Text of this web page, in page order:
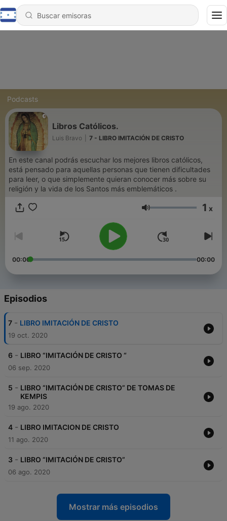
Podcasts
Libros Católicos.
Luis Bravo 7 - LIBRO IMITACIÓN DE CRISTO
En este canal podrás escuchar los mejores libros católicos,
está pensado para aquellas personas que tienen dificultades
para leer, o que simplemente quieran conocer más sobre su
religión y la vida de los Santos más emblemáticos .
Volumen 1 x
00:00 00:00
Episodios
7 - LIBRO IMITACIÓN DE CRISTO
19 oct. 2020
6 - LIBRO “IMITACIÓN DE CRISTO “
06 sep. 2020
5 - LIBRO “IMITACIÓN DE CRISTO” DE TOMAS DE
KEMPIS
19 ago. 2020
4 - LIBRO IMITACION DE CRISTO
11 ago. 2020
3 - LIBRO “IMITACIÓN DE CRISTO”
06 ago. 2020
Mostrar más episodios